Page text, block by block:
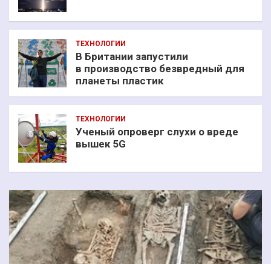
ТЕХНОЛОГИИ
В Британии запустили
в производство безвредный для
планеты пластик
ТЕХНОЛОГИИ
Ученый опроверг слухи о вреде
вышек 5G